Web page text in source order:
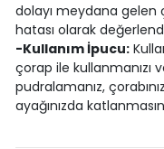
dolayı meydana gelen
hatası olarak
-Kullanım İpucu:
çorap ile
pudralamanız,
ayağınızda